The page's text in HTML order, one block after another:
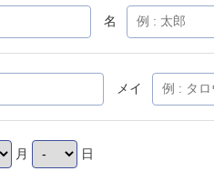
名
メイ
月 日